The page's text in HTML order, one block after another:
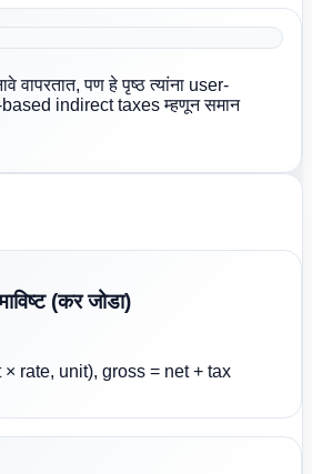
वापरतात, पण हे पृष्ठ त्यांना user-
indirect taxes म्हणून समान
(कर जोडा)
rate, unit), gross = net + tax